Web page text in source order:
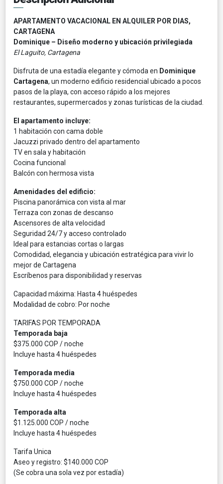
APARTAMENTO VACACIONAL EN ALQUILER POR DIAS,
CARTAGENA
Dominique – Diseño moderno y ubicación privilegiada
El Laguito, Cartagena
Disfruta de una estadía elegante y cómoda en Dominique
Cartagena, un moderno edificio residencial ubicado a pocos
pasos de la playa, con acceso rápido a los mejores
restaurantes, supermercados y zonas turísticas de la ciudad.
El apartamento incluye:
1 habitación con cama doble
Jacuzzi privado dentro del apartamento
TV en sala y habitación
Cocina funcional
Balcón con hermosa vista
Amenidades del edificio:
Piscina panorámica con vista al mar
Terraza con zonas de descanso
Ascensores de alta velocidad
Seguridad 24/7 y acceso controlado
Ideal para estancias cortas o largas
Comodidad, elegancia y ubicación estratégica para vivir lo
mejor de Cartagena
Escríbenos para disponibilidad y reservas
Capacidad máxima: Hasta 4 huéspedes
Modalidad de cobro: Por noche
TARIFAS POR TEMPORADA
Temporada baja
$375.000 COP / noche
Incluye hasta 4 huéspedes
Temporada media
$750.000 COP / noche
Incluye hasta 4 huéspedes
Temporada alta
$1.125.000 COP / noche
Incluye hasta 4 huéspedes
Tarifa Unica
Aseo y registro: $140.000 COP
(Se cobra una sola vez por estadía)